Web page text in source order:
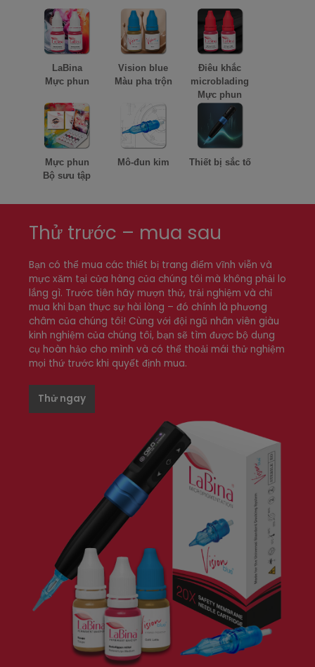
LaBina
Mực phun
Vision blue
Màu pha trộn
Điêu khắc
microblading
Mực phun
Mực phun
Bộ sưu tập
Mô-đun kim Thiết bị sắc tố
Thử trước – mua sau
Bạn có thể mua các thiết bị trang điểm vĩnh viễn và
mực xăm tại cửa hàng của chúng tôi mà không phải lo
lắng gì. Trước tiên hãy mượn thử, trải nghiệm và chỉ
mua khi bạn thực sự hài lòng – đó chính là phương
châm của chúng tôi! Cùng với đội ngũ nhân viên giàu
kinh nghiệm của chúng tôi, bạn sẽ tìm được bộ dụng
cụ hoàn hảo cho mình và có thể thoải mái thử nghiệm
mọi thứ trước khi quyết định mua.
Thử ngay